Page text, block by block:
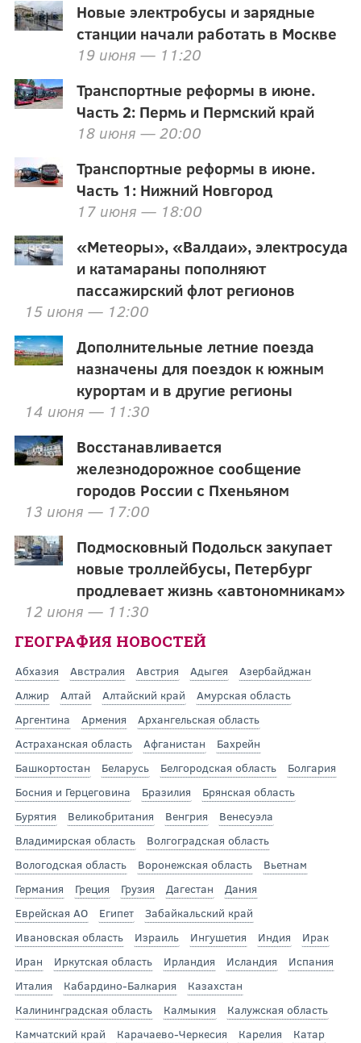
Новые электробусы и зарядные
станции начали работать в Москве
19 июня — 11:20
Транспортные реформы в июне.
Часть 2: Пермь и Пермский край
18 июня — 20:00
Транспортные реформы в июне.
Часть 1: Нижний Новгород
17 июня — 18:00
«Метеоры», «Валдаи», электросуда
и катамараны пополняют
пассажирский флот регионов
15 июня — 12:00
Дополнительные летние поезда
назначены для поездок к южным
курортам и в другие регионы
14 июня — 11:30
Восстанавливается
железнодорожное сообщение
городов России с Пхеньяном
13 июня — 17:00
Подмосковный Подольск закупает
новые троллейбусы, Петербург
продлевает жизнь «автономникам»
12 июня — 11:30
ГЕОГРАФИЯ НОВОСТЕЙ
Абхазия Австралия Австрия Адыгея
Азербайджан
Алжир
Алтай Алтайский край
Амурская область
Аргентина
Армения
Архангельская область
Астраханская область
Афганистан
Бахрейн
Башкортостан
Беларусь Белгородская область
Болгария
Босния и Герцеговина
Бразилия
Брянская область
Бурятия
Великобритания Венгрия
Венесуэла
Владимирская область
Волгоградская область
Вологодская область
Воронежская область
Вьетнам
Германия
Греция Грузия Дагестан
Дания
Еврейская АО
Египет
Забайкальский край
Ивановская область
Израиль Ингушетия Индия
Ирак
Иран
Иркутская область Ирландия Исландия
Испания
Италия
Кабардино-Балкария
Казахстан
Калининградская область
Калмыкия
Калужская область
Камчатский край
Карачаево-Черкесия Карелия
Катар